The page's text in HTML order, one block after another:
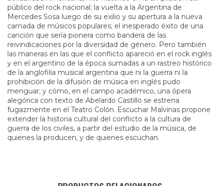
público del rock nacional; la vuelta a la Argentina de
Mercedes Sosa luego de su exilio y su apertura a la nueva
camada de músicos populares; el inesperado éxito de una
canción que sería pionera como bandera de las
reivindicaciones por la diversidad de género. Pero también
las maneras en las que el conflicto apareció en el rock inglés
y en el argentino de la época sumadas a un rastreo histórico
de la anglofilia musical argentina que ni la guerra ni la
prohibición de la difusión de música en inglés pudo
menguar; y cómo, en el campo académico, una ópera
alegórica con texto de Abelardo Castillo se estrena
fugazmente en el Teatro Colón. Escuchar Malvinas propone
extender la historia cultural del conflicto a la cultura de
guerra de los civiles, a partir del estudio de la música, de
quienes la producen, y de quienes escuchan.